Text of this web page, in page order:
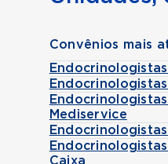
Convênios mais
Mediservice
Caixa